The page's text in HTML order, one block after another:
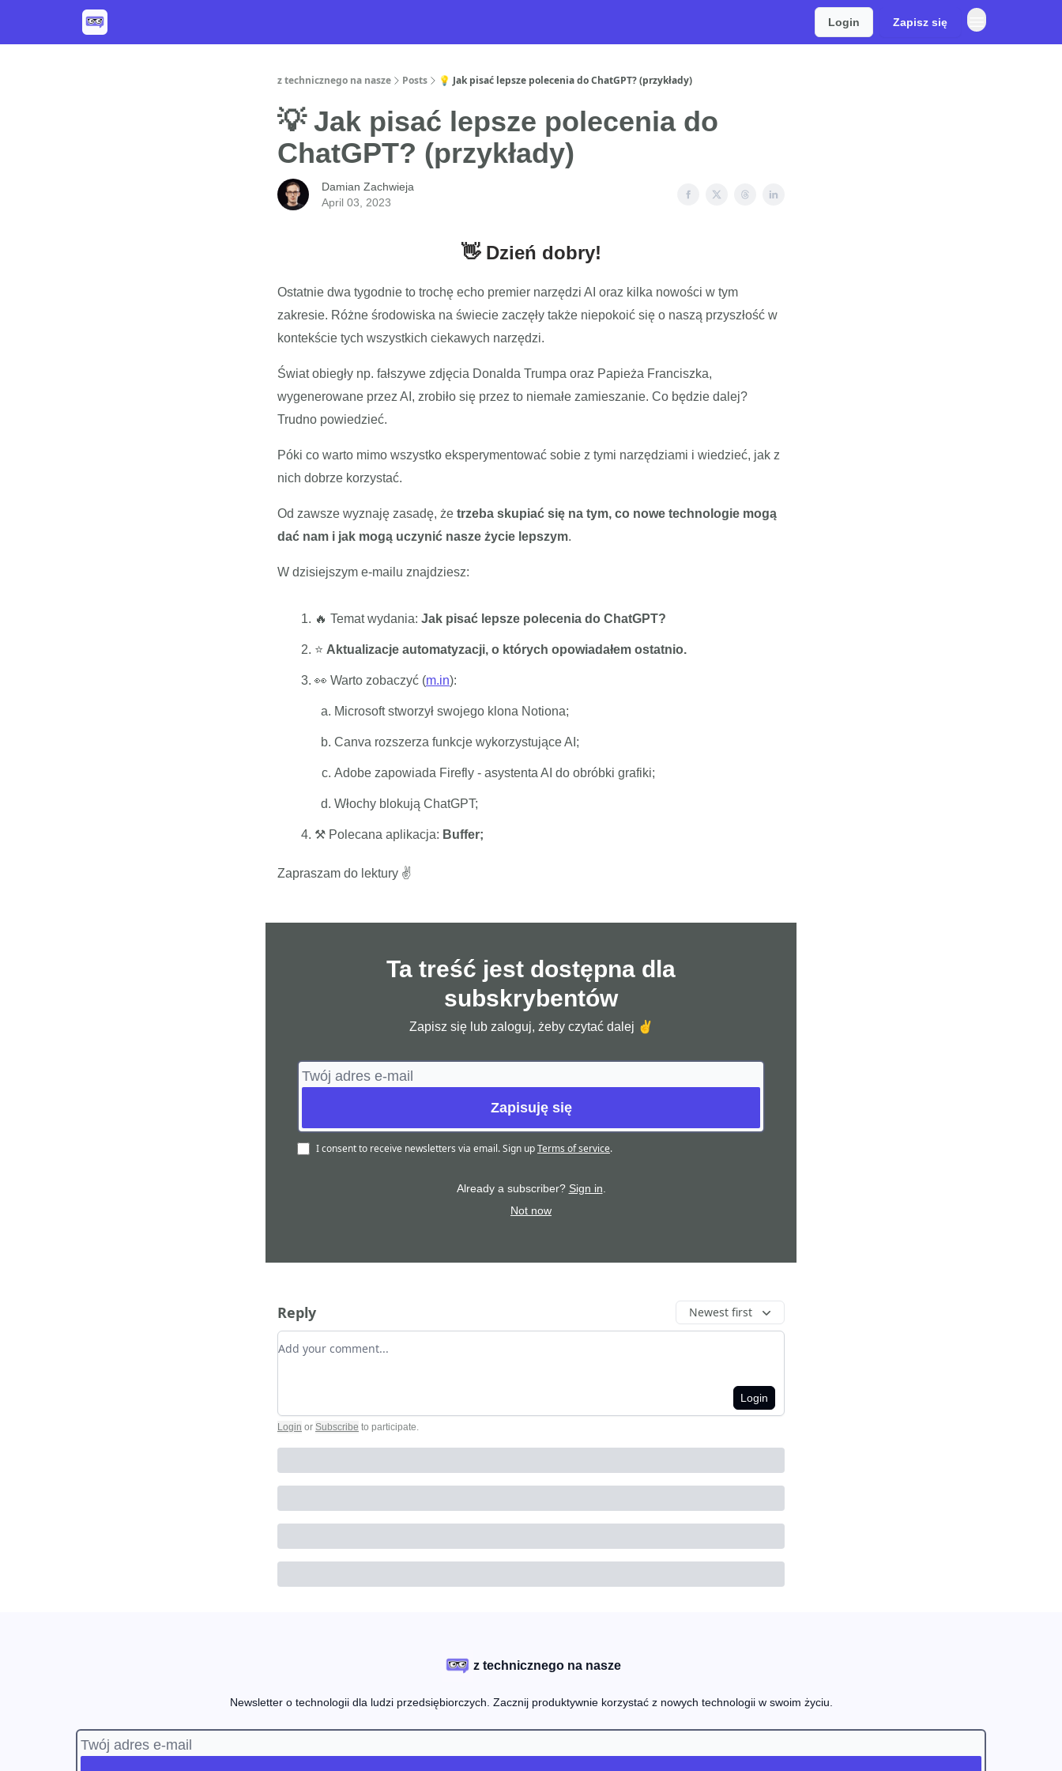
Login Zapisz się
z technicznego na nasze Posts 💡 Jak pisać lepsze polecenia do ChatGPT? (przykłady)
💡 Jak pisać lepsze polecenia do
ChatGPT? (przykłady)
Damian Zachwieja
April 03, 2023
👋 Dzień dobry!
Ostatnie dwa tygodnie to trochę echo premier narzędzi AI oraz kilka nowości w tym
zakresie. Różne środowiska na świecie zaczęły także niepokoić się o naszą przyszłość w
kontekście tych wszystkich ciekawych narzędzi.
Świat obiegły np. fałszywe zdjęcia Donalda Trumpa oraz Papieża Franciszka,
wygenerowane przez AI, zrobiło się przez to niemałe zamieszanie. Co będzie dalej?
Trudno powiedzieć.
Póki co warto mimo wszystko eksperymentować sobie z tymi narzędziami i wiedzieć, jak z
nich dobrze korzystać.
Od zawsze wyznaję zasadę, że trzeba skupiać się na tym, co nowe technologie mogą
dać nam i jak mogą uczynić nasze życie lepszym.
W dzisiejszym e-mailu znajdziesz:
🔥 Temat wydania: Jak pisać lepsze polecenia do ChatGPT?
⭐️ Aktualizacje automatyzacji, o których opowiadałem ostatnio.
👀 Warto zobaczyć (m.in):
Microsoft stworzył swojego klona Notiona;
Canva rozszerza funkcje wykorzystujące AI;
Adobe zapowiada Firefly - asystenta AI do obróbki grafiki;
Włochy blokują ChatGPT;
⚒️ Polecana aplikacja: Buffer;
Zapraszam do lektury ✌️
Ta treść jest dostępna dla
subskrybentów
Zapisz się lub zaloguj, żeby czytać dalej ✌️
I consent to receive newsletters via email.Sign upTerms of service.
Already a subscriber? Sign in
Not now
Reply Newest first
Add your comment
Login
Login or Subscribe to participate.
z technicznego na nasze
Newsletter o technologii dla ludzi przedsiębiorczych. Zacznij produktywnie korzystać z nowych technologii w swoim życiu.